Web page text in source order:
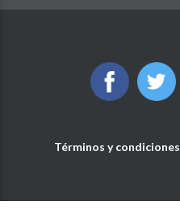
Términos y condiciones